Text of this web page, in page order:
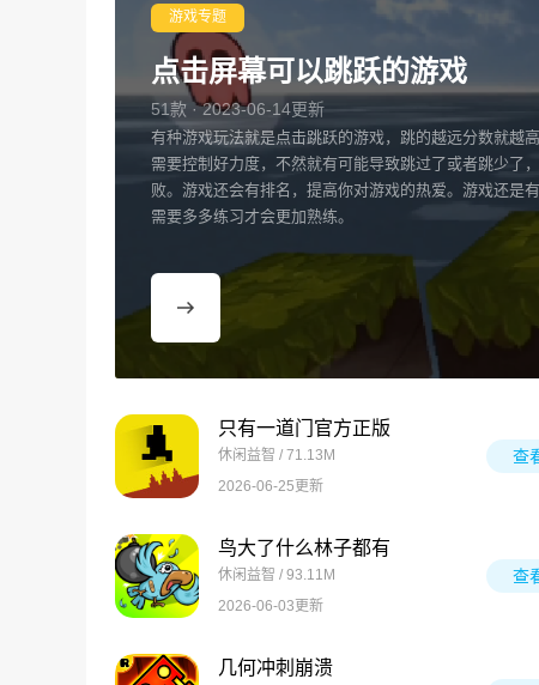
游戏专题
点击屏幕可以跳跃的游戏
51款 · 2023-06-14更新
有种游戏玩法就是点击跳跃的游戏，跳的越远分数就越
需要控制好力度，不然就有可能导致跳过了或者跳少了
败。游戏还会有排名，提高你对游戏的热爱。游戏还是
需要多多练习才会更加熟练。
只有一道门官方正版
休闲益智 / 71.13M
2026-06-25更新
查
鸟大了什么林子都有
休闲益智 / 93.11M
2026-06-03更新
查
几何冲刺崩溃